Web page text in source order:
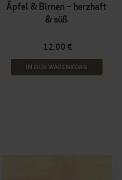
Äpfel & Birnen – herzhaft
& süß
12,00 €
IN DEN WARENKORB